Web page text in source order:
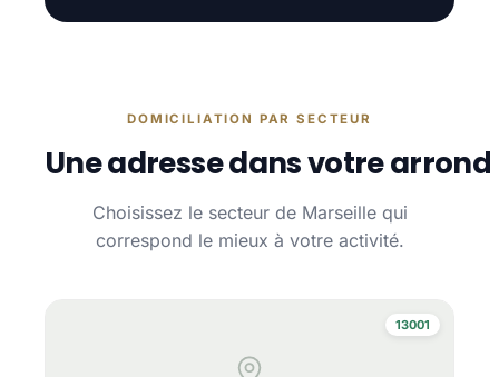
DOMICILIATION PAR SECTEUR
Une adresse dans votre
Choisissez le secteur de Marseille qui
correspond le mieux à votre activité.
13001